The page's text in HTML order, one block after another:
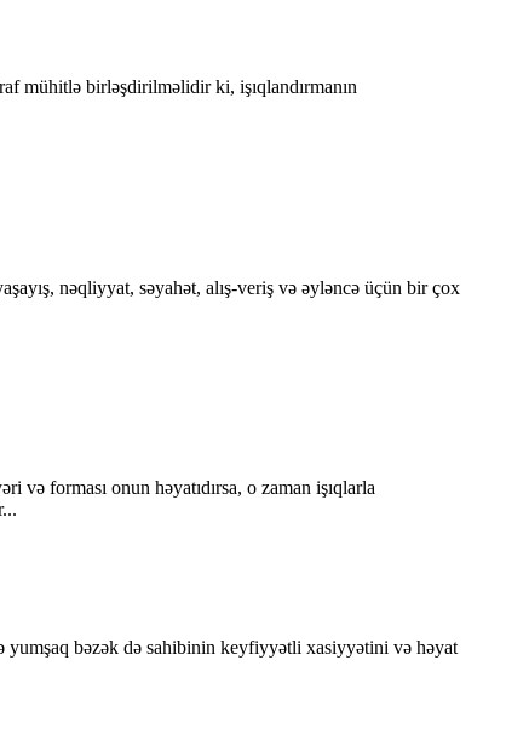
mühitlə birləşdirilməlidir ki, işıqlandırmanın
nəqliyyat, səyahət, alış-veriş və əyləncə üçün bir çox
forması onun həyatıdırsa, o zaman işıqlarla
yumşaq bəzək də sahibinin keyfiyyətli xasiyyətini və həyat